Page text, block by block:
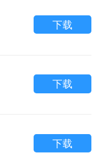
下载
下载
下载